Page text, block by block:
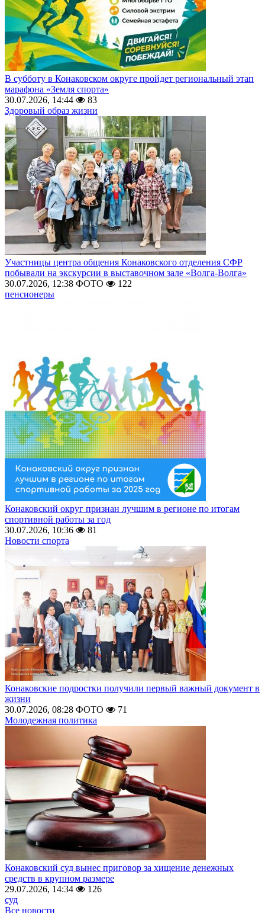
В субботу в Конаковском округе пройдет региональный этап
марафона «Земля спорта»
30.07.2026, 14:44
83
Здоровый образ жизни
Участницы центра общения Конаковского отделения СФР
побывали на экскурсии в выставочном зале «Волга-Волга»
30.07.2026, 12:38 ФОТО
122
пенсионеры
Конаковский округ признан лучшим в регионе по итогам
спортивной работы за год
30.07.2026, 10:36
81
Новости спорта
Конаковские подростки получили первый важный документ в
жизни
30.07.2026, 08:28 ФОТО
71
Молодежная политика
Конаковский суд вынес приговор за хищение денежных
средств в крупном размере
29.07.2026, 14:34
126
суд
Все новости